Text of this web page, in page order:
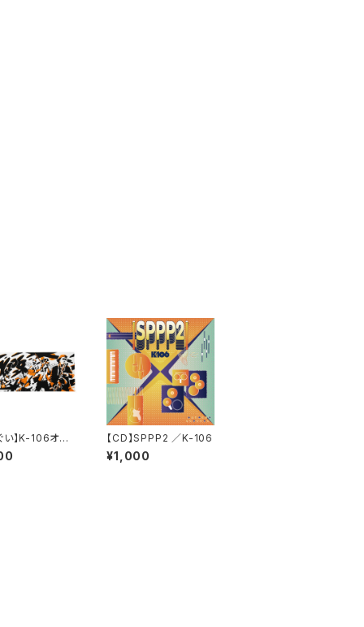
い】K-106オリ
ぬぐい
【CD】SPPP2 ／K-106
¥1,000